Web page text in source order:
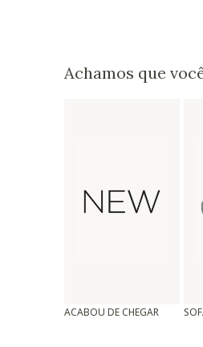
Achamos que
ACABOU DE CHEGAR